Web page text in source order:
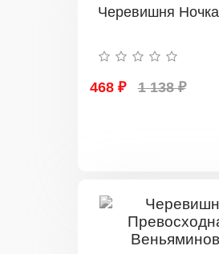
Черевишня Ночка
468 ₽ 1 138 ₽